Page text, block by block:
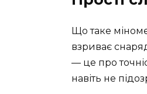
Що таке
взриває
— це про
навіть не